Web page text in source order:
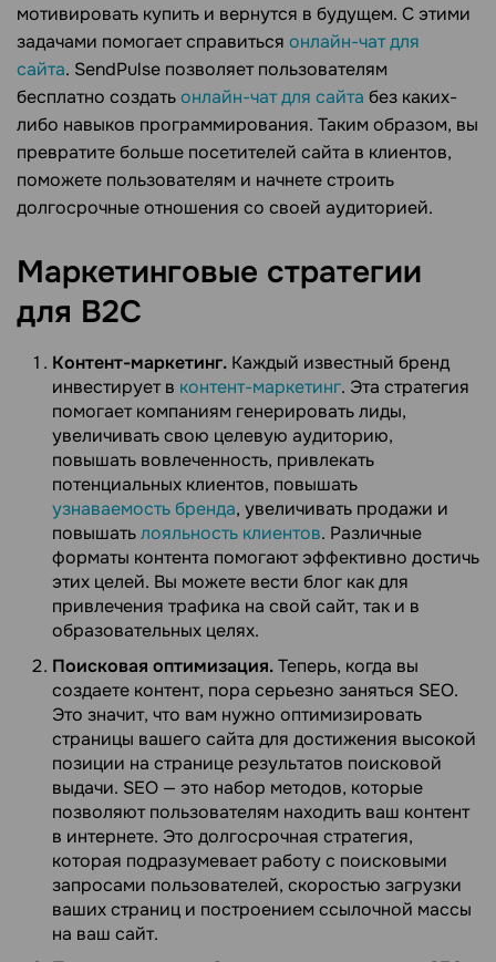
мотивировать купить и вернутся в будущем. С этими
задачами помогает справиться онлайн-чат для
сайта. SendPulse позволяет пользователям
бесплатно создатьонлайн-чат для сайта без каких-
либо навыков программирования. Таким образом, вы
превратите больше посетителей сайта в клиентов,
поможете пользователям и начнете строить
долгосрочные отношения со своей аудиторией.
Маркетинговые стратегии
для B2C
Контент-маркетинг. Каждый известный бренд
инвестирует в контент-маркетинг. Эта стратегия
помогает компаниям генерировать лиды,
увеличивать свою целевую аудиторию,
повышать вовлеченность, привлекать
потенциальных клиентов, повышать
узнаваемость бренда, увеличивать продажи и
повышатьлояльность клиентов. Различные
форматы контента помогают эффективно достичь
этих целей. Вы можете вести блог как для
привлечения трафика на свой сайт, так и в
образовательных целях.
Поисковая оптимизация.Теперь, когда вы
создаете контент, пора серьезно заняться SEO.
Это значит, что вам нужно оптимизировать
страницы вашего сайта для достижения высокой
позиции на странице результатов поисковой
выдачи. SEO — это набор методов, которые
позволяют пользователям находить ваш контент
в интернете. Это долгосрочная стратегия,
которая подразумевает работу с поисковыми
запросами пользователей, скоростью загрузки
ваших страниц и построением ссылочной массы
на ваш сайт.